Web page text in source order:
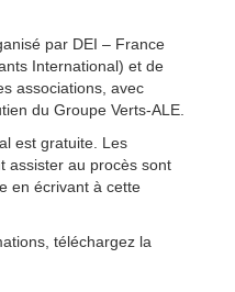
par DEI – France
International) et de
associations, avec
du Groupe Verts-ALE.
est gratuite. Les
assister au procès sont
en écrivant à cette
téléchargez la